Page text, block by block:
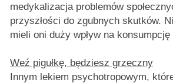
medykalizacja problemów
przyszłości do zgubnych skutków.
mieli oni duży wpływ na
Weź pigułkę, będziesz grzeczny
Innym lekiem psychotropowym,